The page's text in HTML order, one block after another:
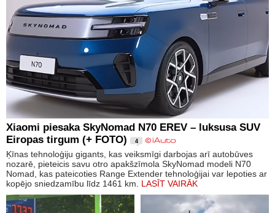
Xiaomi piesaka SkyNomad N70 EREV – luksusa SUV
Eiropas tirgum (+ FOTO)
4
Ķīnas tehnoloģiju gigants, kas veiksmīgi darbojas arī autobūves
nozarē, pieteicis savu otro apakšzīmola SkyNomad modeli N70
Nomad, kas pateicoties Range Extender tehnoloģijai var lepoties ar
kopējo sniedzamību līdz 1461 km. LASĪT VAIRĀK